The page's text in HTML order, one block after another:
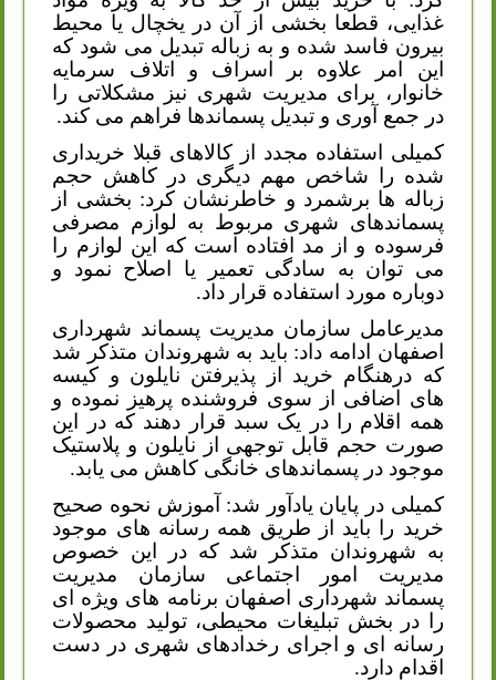
غذایی، قطعا بخشی از آن در یخچال یا محیط
بیرون فاسد شده و به زباله تبدیل می شود که
این امر علاوه بر اسراف و اتلاف سرمایه
خانوار، برای مدیریت شهری نیز مشکلاتی را
در جمع آوری و تبدیل پسماندها فراهم می کند.
کمیلی استفاده مجدد از کالاهای قبلا خریداری
شده را شاخص مهم دیگری در کاهش حجم
زباله ها برشمرد و خاطرنشان کرد: بخشی از
پسماندهای شهری مربوط به لوازم مصرفی
فرسوده و از مد افتاده است که این لوازم را
می توان به سادگی تعمیر یا اصلاح نمود و
دوباره مورد استفاده قرار داد.
مدیرعامل سازمان مدیریت پسماند شهرداری
اصفهان ادامه داد: باید به شهروندان متذکر شد
که درهنگام خرید از پذیرفتن نایلون و کیسه
های اضافی از سوی فروشنده پرهیز نموده و
همه اقلام را در یک سبد قرار دهند که در این
صورت حجم قابل توجهی از نایلون و پلاستیک
موجود در پسماندهای خانگی کاهش می یابد.
کمیلی در پایان یادآور شد: آموزش نحوه صحیح
خرید را باید از طریق همه رسانه های موجود
به شهروندان متذکر شد که در این خصوص
مدیریت امور اجتماعی سازمان مدیریت
پسماند شهرداری اصفهان برنامه های ویژه ای
را در بخش تبلیغات محیطی، تولید محصولات
رسانه ای و اجرای رخدادهای شهری در دست
اقدام دارد.